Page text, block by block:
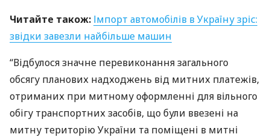
Читайте також: Імпорт автомобілів в Україну зріс:
звідки завезли найбільше машин
“Відбулося значне перевиконання загального
обсягу планових надходжень від митних платежів,
отриманих при митному оформленні для вільного
обігу транспортних засобів, що були ввезені на
митну територію України та поміщені в митні